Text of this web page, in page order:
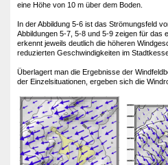
eine Höhe von 10 m über dem Boden.
In der Abbildung 5-6 ist das Strömungsfeld
Abbildungen 5-7, 5-8 und 5-9 zeigen für das
erkennt jeweils deutlich die höheren
reduzierten Geschwindigkeiten im
Überlagert man die Ergebnisse der
der Einzelsituationen, ergeben sich die